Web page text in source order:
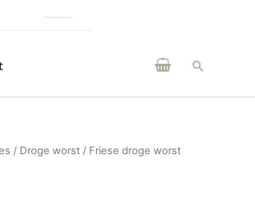
Zoeken
/ Droge worst / Friese droge worst